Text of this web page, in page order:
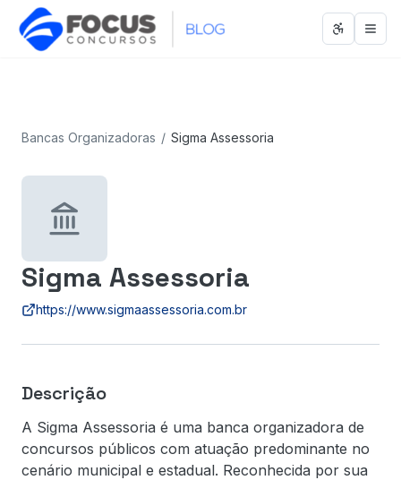
Abrir
Bancas Organizadoras / Sigma Assessoria
Sigma Assessoria
https://www.sigmaassessoria.com.br
Descrição
A Sigma Assessoria é uma banca organizadora de
concursos públicos com atuação predominante no
cenário municipal e estadual. Reconhecida por sua